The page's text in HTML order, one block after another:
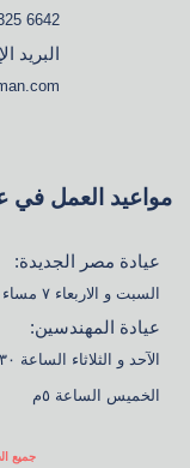
6642 8325 012
البريد
مواعيد العمل في
عيادة مصر الجديدة:
السبت و الاربعاء ٧ مساء
عيادة المهندسين:
الآحد و الثلاثاء الساعة ٧:٣٠ م
الخميس الساعة ٥م
جميع